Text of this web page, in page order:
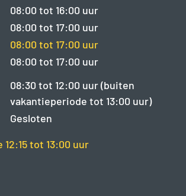
08:00 tot 16:00 uur
08:00 tot 17:00 uur
08:00 tot 17:00 uur
08:00 tot 17:00 uur
08:30 tot 12:00 uur (buiten
vakantieperiode tot 13:00 uur)
Gesloten
12:15 tot 13:00 uur